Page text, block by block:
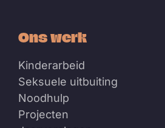
Ons werk
Kinderarbeid
Seksuele uitbuiting
Noodhulp
Projecten